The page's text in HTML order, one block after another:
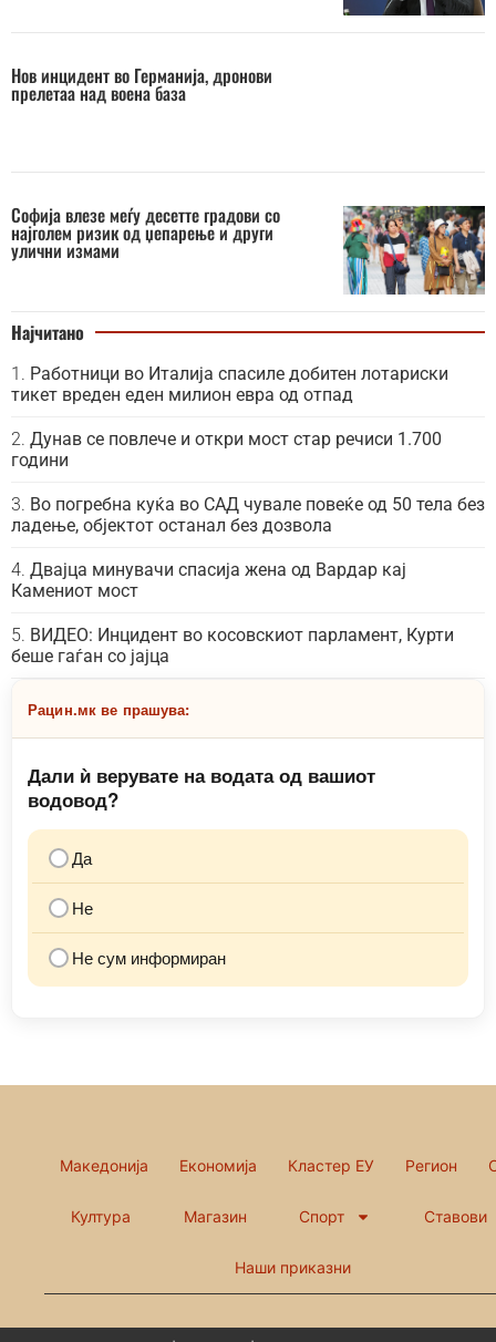
Нов инцидент во Германија, дронови
прелетаа над воена база
Софија влезе меѓу десетте градови со
најголем ризик од џепарење и други
улични измами
Најчитано
Работници во Италија спасиле добитен лотариски
тикет вреден еден милион евра од отпад
Дунав се повлече и откри мост стар речиси 1.700
години
Во погребна куќа во САД чувале повеќе од 50 тела без
ладење, објектот останал без дозвола
Двајца минувачи спасија жена од Вардар кај
Камениот мост
ВИДЕО: Инцидент во косовскиот парламент, Курти
беше гаѓан со јајца
Рацин.мк ве прашува:
Дали ѝ верувате на водата од вашиот
водовод?
Да
Не
Не сум информиран
Македонија Економија Кластер ЕУ Регион
Култура Магазин Спорт Ставови
Наши приказни